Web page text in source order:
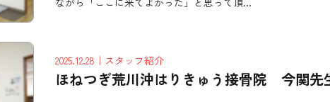
2025.12.28 ｜スタッフ紹介
ほねつぎ荒川沖はりきゅう接骨院 今関先